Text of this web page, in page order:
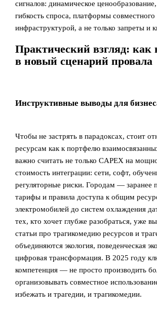
сигналов: динамическое
гибкость спроса, платформы совместного
инфраструктурой, а не только запреты и
Практический взгляд: как
в новый сценарий провала
Инструктивные выводы для
Чтобы не застрять в парадоксах, стоит
ресурсам как к портфелю
важно считать не только CAPEX на
стоимость интеграции: сети, софт,
регуляторные риски. Городам — заранее
тарифы и правила доступа к общим
электромобилей до систем охлаждения
тех, кто хочет глубже разобраться, уже
статьи про трагикомедию ресурсов и
объединяются экология, поведенческая
цифровая трансформация. В 2025 году
компетенция — не просто производить
организовывать совместное
избежать и трагедии, и трагикомедии.